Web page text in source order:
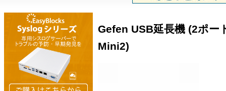
Gefen USB延長機 (2ポー
Mini2)